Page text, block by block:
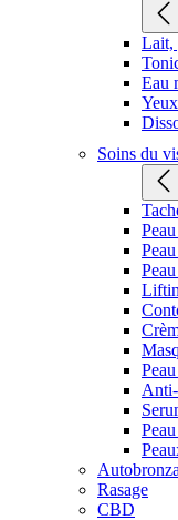
Lait,
Eau
Yeux
Soins du
Rasage
CBD